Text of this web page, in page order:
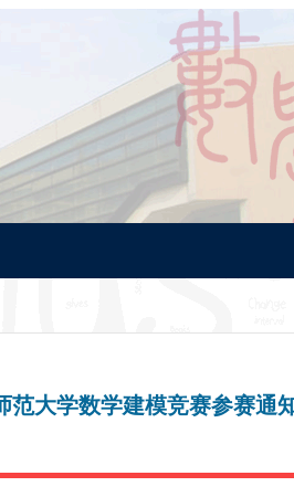
范大学数学建模竞赛参赛通